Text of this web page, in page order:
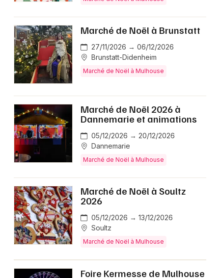
Marché de Noël à Brunstatt
27/11/2026 → 06/12/2026
Brunstatt-Didenheim
Marché de Noël à Mulhouse
Marché de Noël 2026 à
Dannemarie et animations
05/12/2026 → 20/12/2026
Dannemarie
Marché de Noël à Mulhouse
Marché de Noël à Soultz
2026
05/12/2026 → 13/12/2026
Soultz
Marché de Noël à Mulhouse
Foire Kermesse de Mulhouse